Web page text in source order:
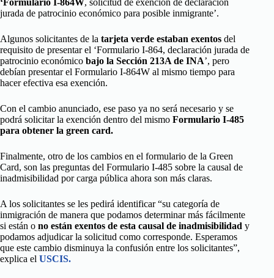
jurada de patrocinio económico para posible inmigrante’.
Algunos solicitantes de la tarjeta verde estaban exentos del
requisito de presentar el ‘Formulario I-864, declaración jurada de
patrocinio económico bajo la Sección 213A de INA’, pero
debían presentar el Formulario I-864W al mismo tiempo para
hacer efectiva esa exención.
Con el cambio anunciado, ese paso ya no será necesario y se
podrá solicitar la exención dentro del mismo Formulario I-485
para obtener la green card.
Finalmente, otro de los cambios en el formulario de la Green
Card, son las preguntas del Formulario I-485 sobre la causal de
inadmisibilidad por carga pública ahora son más claras.
A los solicitantes se les pedirá identificar “su categoría de
inmigración de manera que podamos determinar más fácilmente
si están o no están exentos de esta causal de inadmisibilidad y
podamos adjudicar la solicitud como corresponde. Esperamos
que este cambio disminuya la confusión entre los solicitantes”,
explica el USCIS.